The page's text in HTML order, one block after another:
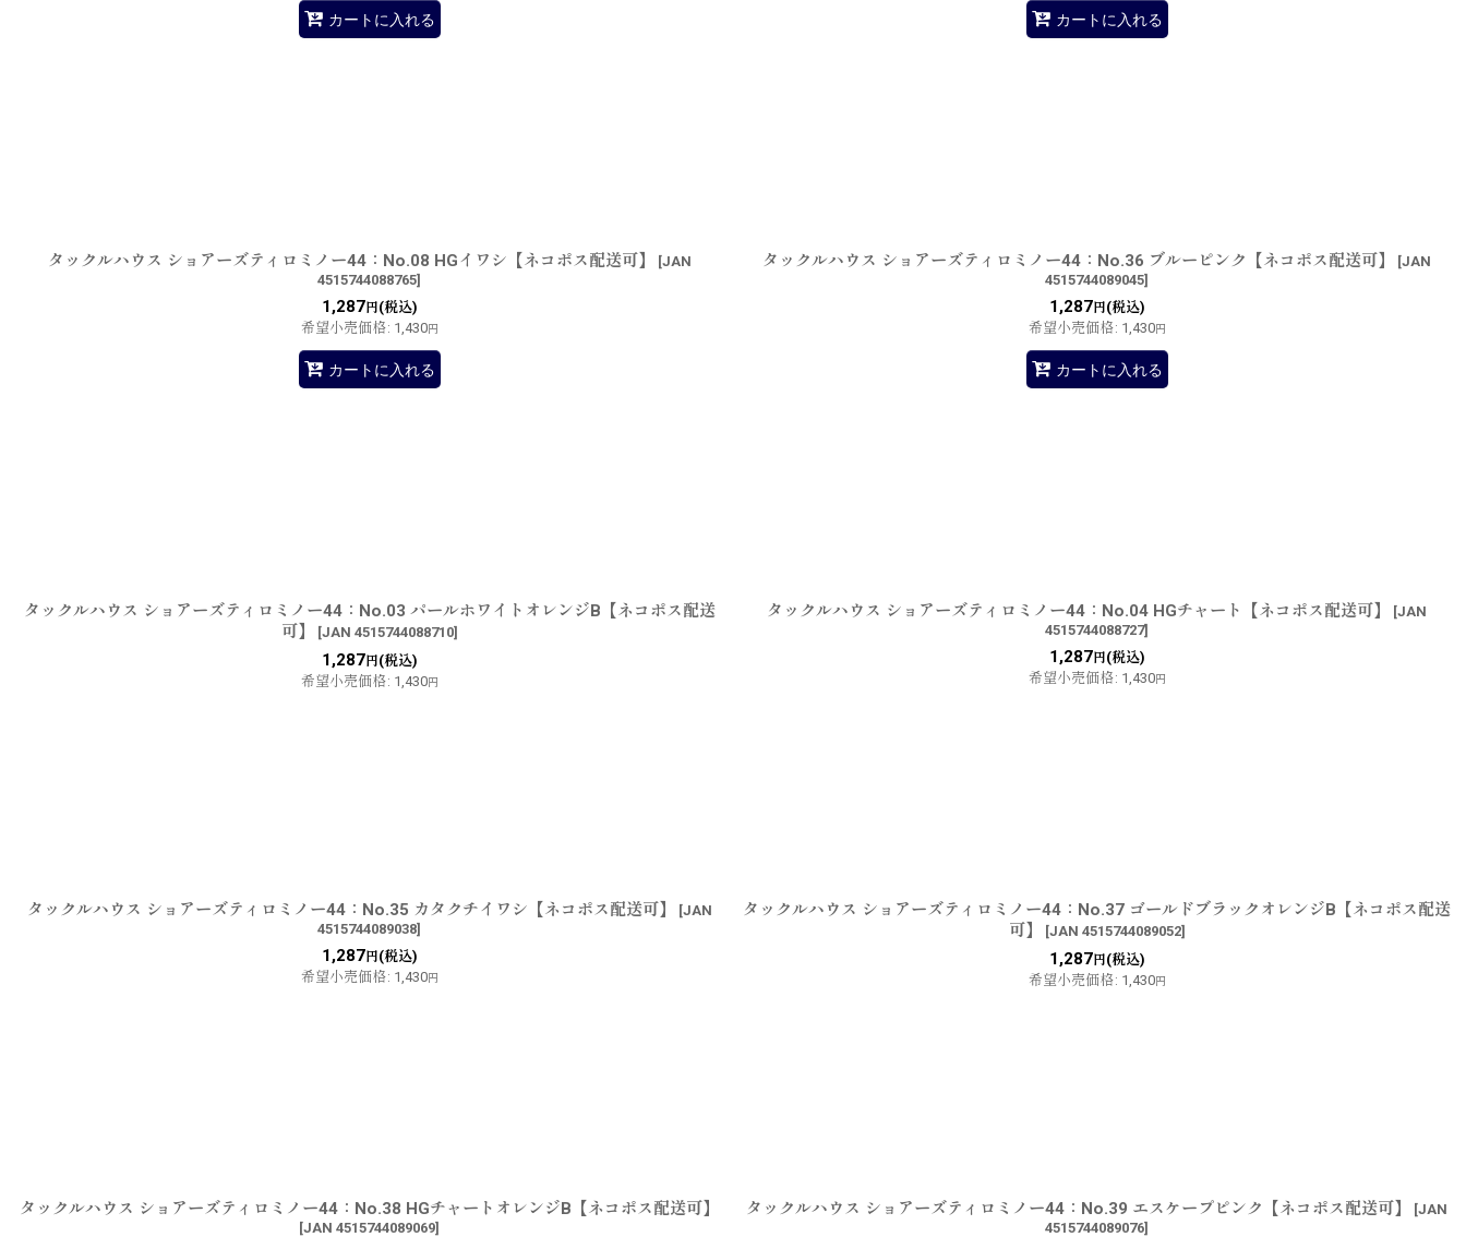
カートに入れる カートに入れる
タックルハウス ショアーズティロミノー44：No.08 HGイワシ【ネコポス配送可】 [JAN
4515744088765]
1,287円(税込)
希望小売価格: 1,430円
カートに入れる
タックルハウス ショアーズティロミノー44：No.36 ブルーピンク【ネコポス配送可】 [JAN
4515744089045]
1,287円(税込)
希望小売価格: 1,430円
カートに入れる
タックルハウス ショアーズティロミノー44：No.03 パールホワイトオレンジB【ネコポス配送
可】
[JAN 4515744088710]
1,287円(税込)
希望小売価格: 1,430円
タックルハウス ショアーズティロミノー44：No.04 HGチャート【ネコポス配送可】 [JAN
4515744088727]
1,287円(税込)
希望小売価格: 1,430円
タックルハウス ショアーズティロミノー44：No.35 カタクチイワシ【ネコポス配送可】 [JAN
4515744089038]
1,287円(税込)
希望小売価格: 1,430円
タックルハウス ショアーズティロミノー44：No.37 ゴールドブラックオレンジB【ネコポス配送
可】
[JAN 4515744089052]
1,287円(税込)
希望小売価格: 1,430円
タックルハウス ショアーズティロミノー44：No.38 HGチャートオレンジB【ネコポス配送可】
[JAN 4515744089069]
タックルハウス ショアーズティロミノー44：No.39 エスケープピンク【ネコポス配送可】 [JAN
4515744089076]